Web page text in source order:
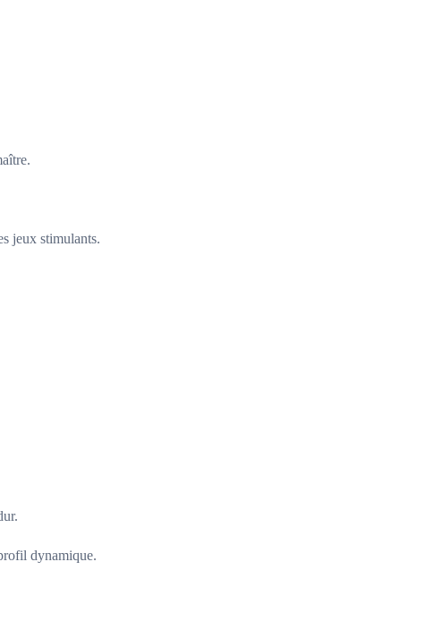
jeux stimulants.
dynamique.